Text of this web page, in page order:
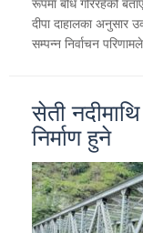
दीपा दाहालका अनुसार
सम्पन्न निर्वाचन
सेती
निर्माण हुने